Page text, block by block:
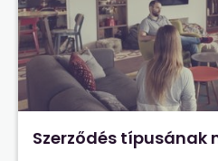
Szerződés típusának